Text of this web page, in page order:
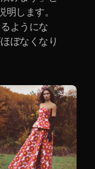
します。
ようにな
ぼなくなり